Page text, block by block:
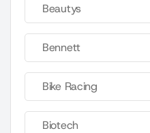
Beautys
Bennett
Bike Racing
Biotech